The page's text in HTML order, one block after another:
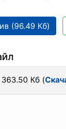
(96.49 Кб)
Кб (